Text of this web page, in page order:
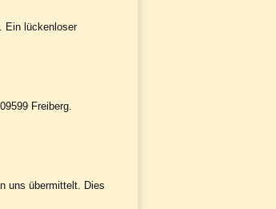
Ein lückenloser
Freiberg.
uns übermittelt. Dies